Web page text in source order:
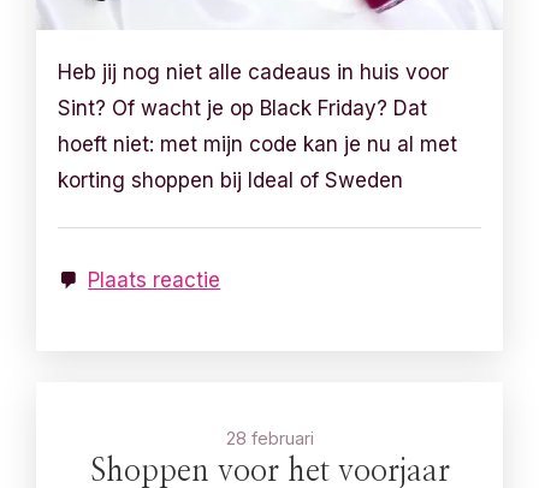
Heb jij nog niet alle cadeaus in huis voor
Sint? Of wacht je op Black Friday? Dat
hoeft niet: met mijn code kan je nu al met
korting shoppen bij Ideal of Sweden
Plaats reactie
28 februari
Shoppen voor het voorjaar